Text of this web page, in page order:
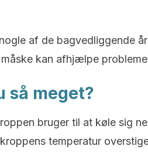
af de bagvedliggende
kan afhjælpe
så meget?
bruger til at køle sig
temperatur